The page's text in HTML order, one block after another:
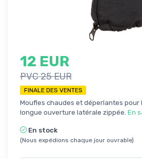
12 EUR
PVC 25 EUR
FINALE DES VENTES
Moufles chaudes et déperlantes pour
longue ouverture latérale zippée. En
En stock
(Nous expédions chaque jour ouvrable)